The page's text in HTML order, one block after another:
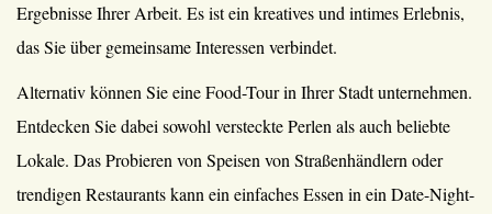
Ergebnisse Ihrer Arbeit. Es ist ein kreatives und intimes Erlebnis,
das Sie über gemeinsame Interessen verbindet.
Alternativ können Sie eine Food-Tour in Ihrer Stadt unternehmen.
Entdecken Sie dabei sowohl versteckte Perlen als auch beliebte
Lokale. Das Probieren von Speisen von Straßenhändlern oder
trendigen Restaurants kann ein einfaches Essen in ein Date-Night-